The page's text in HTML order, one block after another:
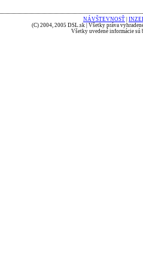
NÁVŠTEVNOSŤ
(C) 2004, 2005 DSL.sk | Všetky práva
Všetky uvedené informácie sú